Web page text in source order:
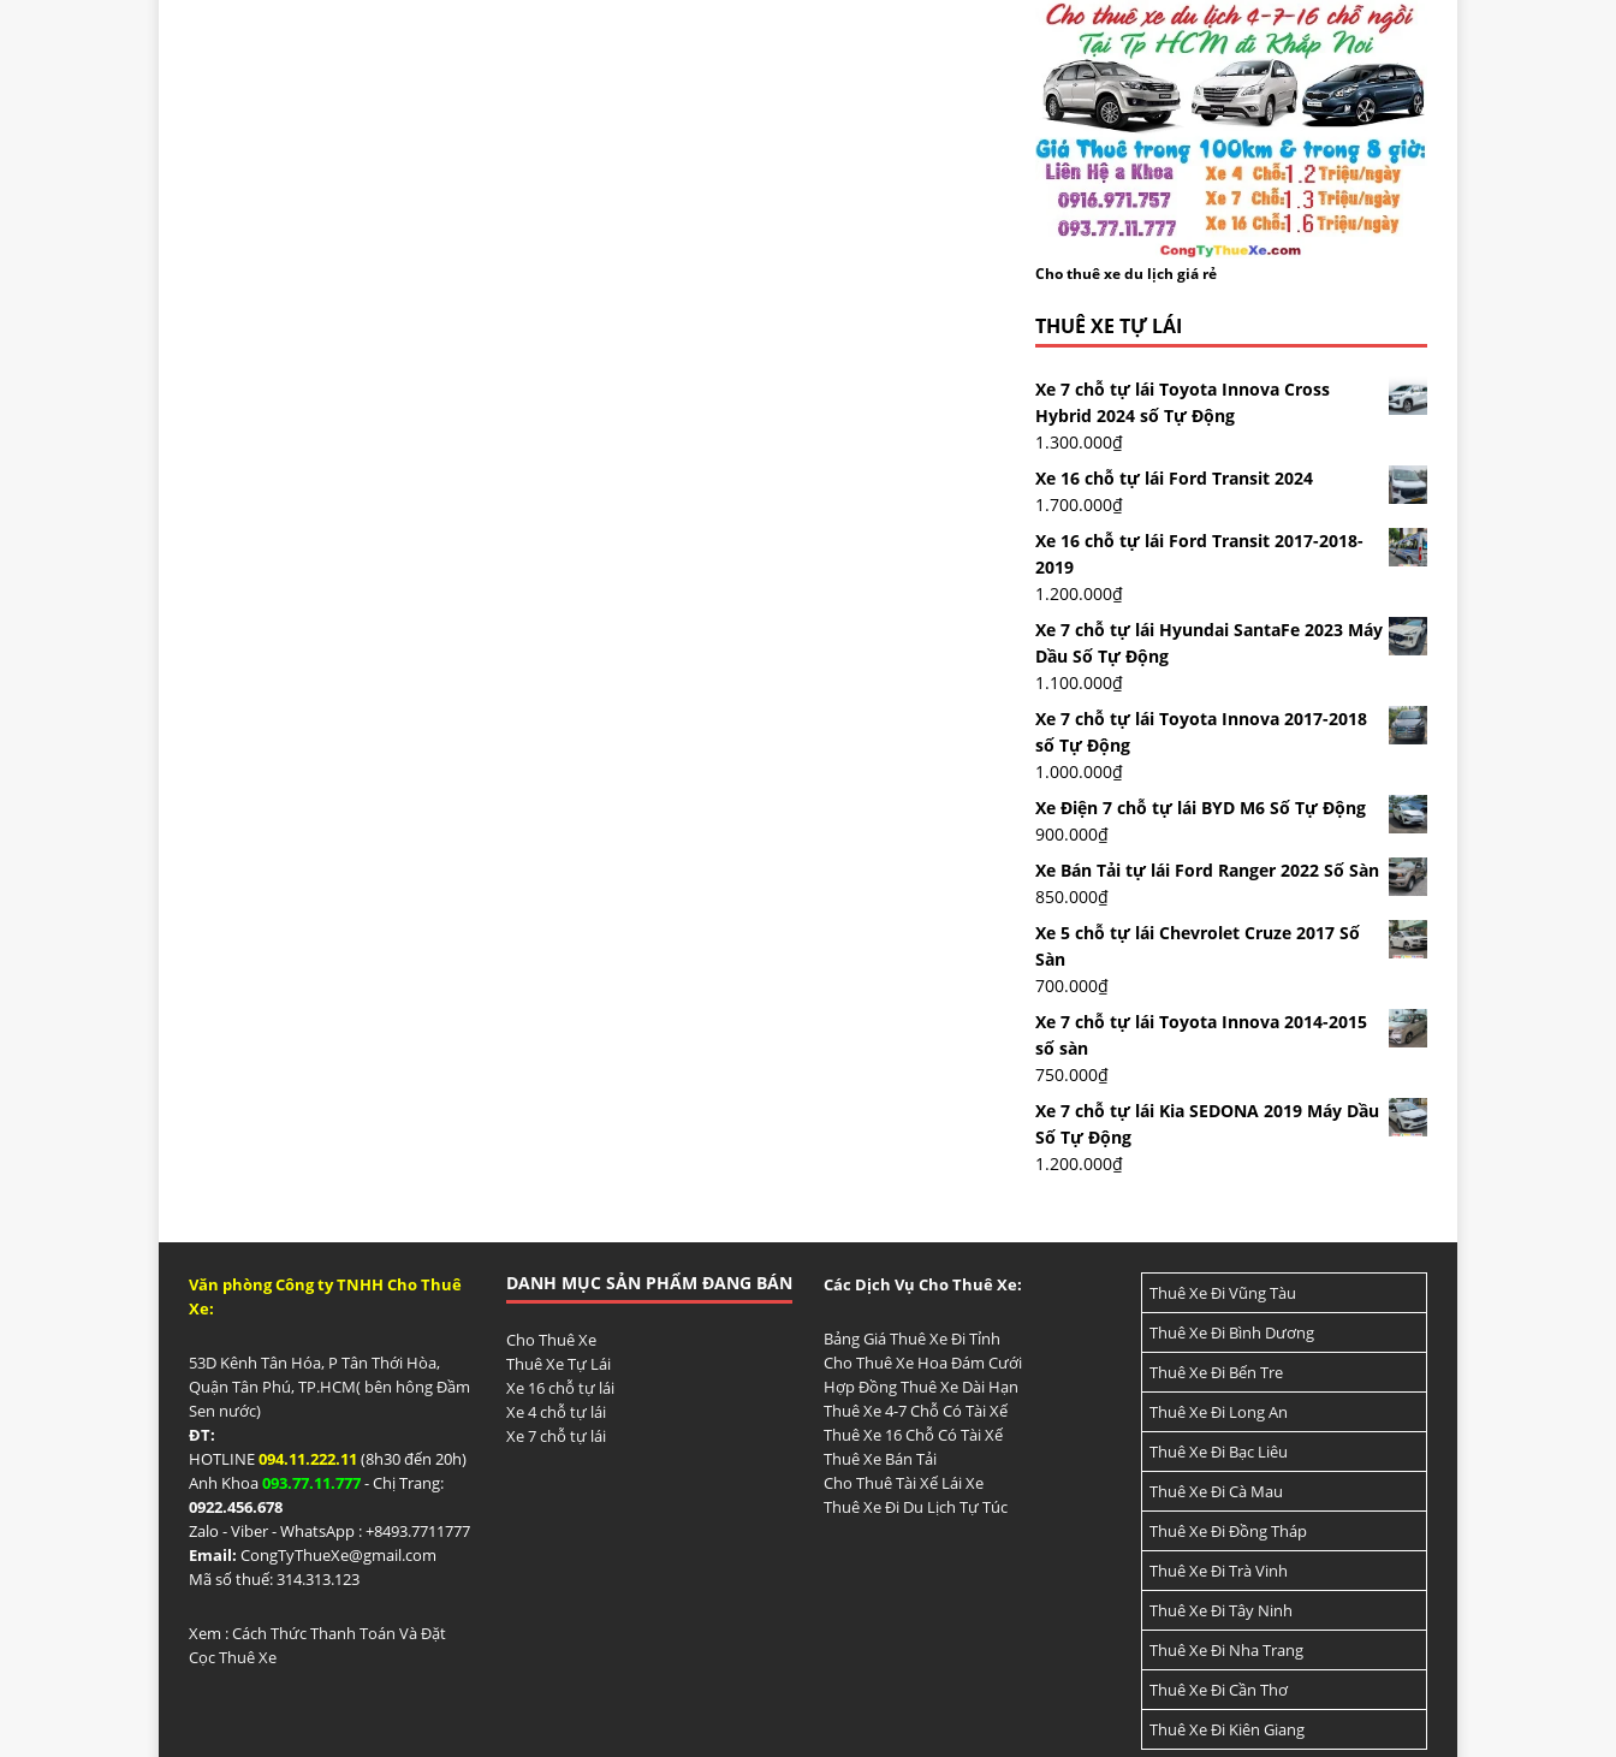
Cho thuê xe du lịch giá rẻ
THUÊ XE TỰ LÁI
Xe 7 chỗ tự lái Toyota Innova Cross
Hybrid 2024 số Tự Động
1.300.000₫
Xe 16 chỗ tự lái Ford Transit 2024
1.700.000₫
Xe 16 chỗ tự lái Ford Transit 2017-2018-
2019
1.200.000₫
Xe 7 chỗ tự lái Hyundai SantaFe 2023 Máy
Dầu Số Tự Động
1.100.000₫
Xe 7 chỗ tự lái Toyota Innova 2017-2018
số Tự Động
1.000.000₫
Xe Điện 7 chỗ tự lái BYD M6 Số Tự Động
900.000₫
Xe Bán Tải tự lái Ford Ranger 2022 Số Sàn
850.000₫
Xe 5 chỗ tự lái Chevrolet Cruze 2017 Số
Sàn
700.000₫
Xe 7 chỗ tự lái Toyota Innova 2014-2015
số sàn
750.000₫
Xe 7 chỗ tự lái Kia SEDONA 2019 Máy Dầu
Số Tự Động
1.200.000₫
Văn phòng Công ty TNHH Cho Thuê
Xe:
53D Kênh Tân Hóa, P Tân Thới Hòa,
Quận Tân Phú, TP.HCM( bên hông Đầm
Sen nước)
ĐT:
HOTLINE094.11.222.11 (8h30 đến 20h)
Anh Khoa093.77.11.777- Chị Trang:
0922.456.678
Zalo - Viber - WhatsApp : +8493.7711777
Email: CongTyThueXe@gmail.com
Mã số thuế: 314.313.123
Xem :Cách Thức Thanh Toán Và Đặt
Cọc Thuê Xe
DANH MỤC SẢN PHẨM ĐANG BÁN
Cho Thuê Xe
Thuê Xe Tự Lái
Xe 16 chỗ tự lái
Xe 4 chỗ tự lái
Xe 7 chỗ tự lái
Các Dịch Vụ Cho Thuê Xe:
Bảng Giá Thuê Xe Đi Tỉnh
Cho Thuê Xe Hoa Đám Cưới
Hợp Đồng Thuê Xe Dài Hạn
Thuê Xe 4-7 Chỗ Có Tài Xế
Thuê Xe 16 Chỗ Có Tài Xế
Thuê Xe Bán Tải
Cho Thuê Tài Xế Lái Xe
Thuê Xe Đi Du Lịch Tự Túc
Thuê Xe Đi Vũng Tàu
Thuê Xe Đi Bình Dương
Thuê Xe Đi Bến Tre
Thuê Xe Đi Long An
Thuê Xe Đi Bạc Liêu
Thuê Xe Đi Cà Mau
Thuê Xe Đi Đồng Tháp
Thuê Xe Đi Trà Vinh
Thuê Xe Đi Tây Ninh
Thuê Xe Đi Nha Trang
Thuê Xe Đi Cần Thơ
Thuê Xe Đi Kiên Giang